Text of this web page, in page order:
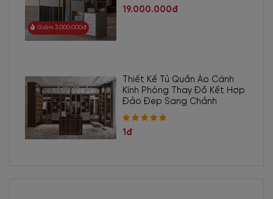
Giảm 3.000.000đ
19.000.000đ
Thiết Kế Tủ Quần Áo Cánh
Kính Phòng Thay Đồ Kết Hợp
Đảo Đẹp Sang Chảnh
1đ